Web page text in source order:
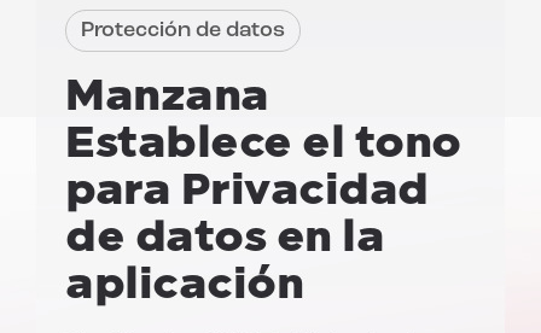
Protección de datos
Manzana
Establece el tono
para Privacidad
de datos en la
aplicación